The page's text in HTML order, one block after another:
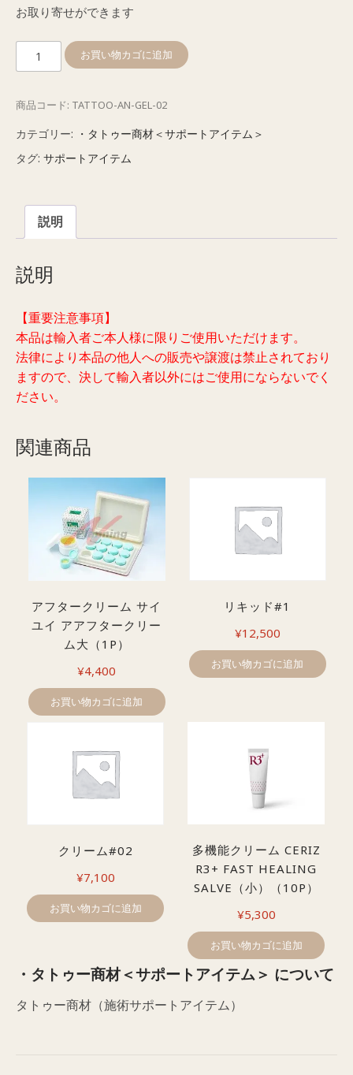
お取り寄せができます
ェ
#02
個
お買い物カゴに追加
商品コード: TATTOO-AN-GEL-02
カテゴリー: ・タトゥー商材＜サポートアイテム＞
タグ: サポートアイテム
説明
説明
【重要注意事項】
本品は輸入者ご本人様に限りご使用いただけます。
法律により本品の他人への販売や譲渡は禁止されており
ますので、決して輸入者以外にはご使用にならないでく
ださい。
関連商品
アフタークリーム サイ
ユイ アアフタークリー
ム大（1P）
¥4,400
お買い物カゴに追加
リキッド#1
¥12,500
お買い物カゴに追加
クリーム#02
¥7,100
お買い物カゴに追加
多機能クリーム CERIZ
R3+ FAST HEALING
SALVE（小）（10P）
¥5,300
お買い物カゴに追加
・タトゥー商材＜サポートアイテム＞ について
タトゥー商材（施術サポートアイテム）